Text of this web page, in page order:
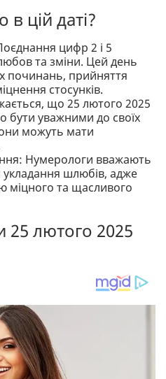
цій даті?
цифр 2 і 5
та зміни. Цей день
починань, прийняття
стосунків.
що 25 лютого 2025
бути уважними до своїх
можуть мати
Нумерологи вважають
шлюбів, адже
міцного та щасливого
лютого 2025